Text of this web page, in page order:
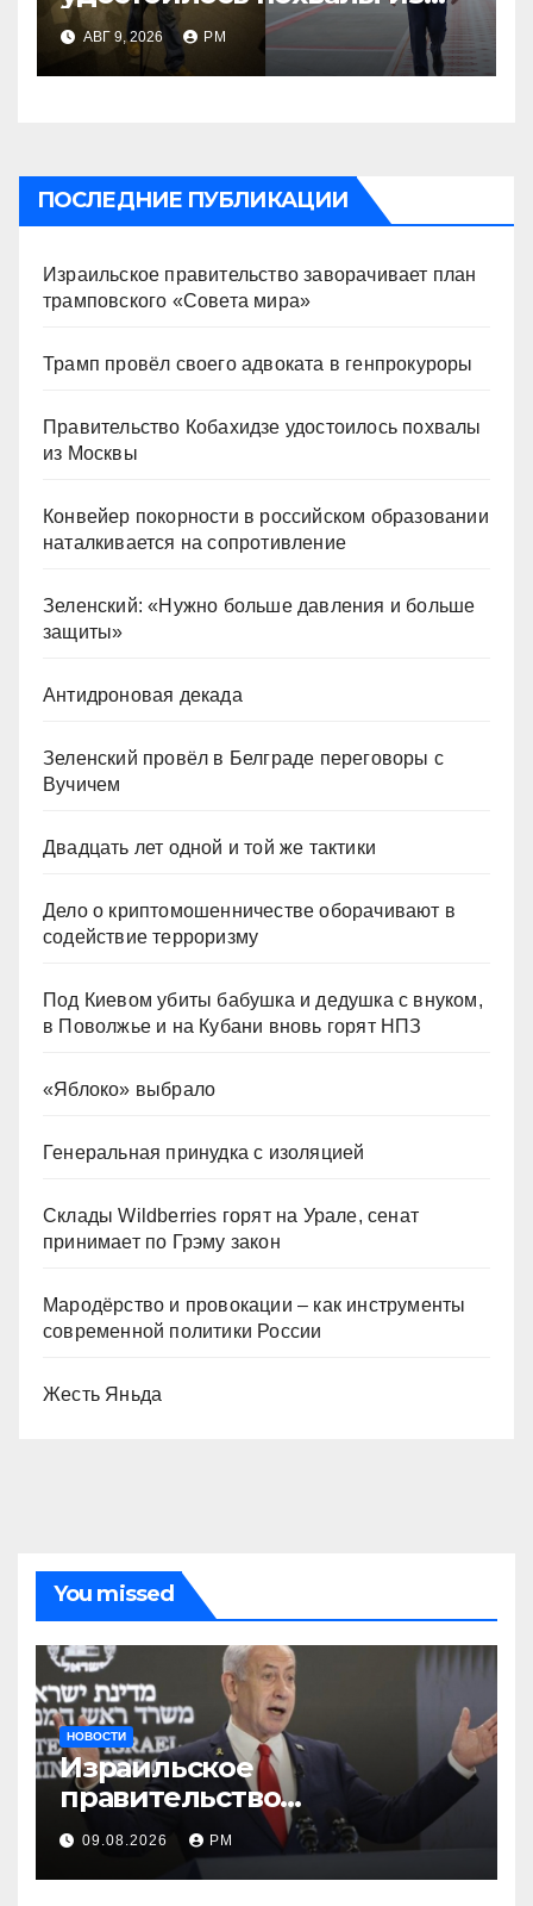
Москвы
АВГ 9, 2026 РМ
ПОСЛЕДНИЕ ПУБЛИКАЦИИ
Израильское правительство заворачивает план
трамповского «Совета мира»
Трамп провёл своего адвоката в генпрокуроры
Правительство Кобахидзе удостоилось похвалы
из Москвы
Конвейер покорности в российском образовании
наталкивается на сопротивление
Зеленский: «Нужно больше давления и больше
защиты»
Антидроновая декада
Зеленский провёл в Белграде переговоры с
Вучичем
Двадцать лет одной и той же тактики
Дело о криптомошенничестве оборачивают в
содействие терроризму
Под Киевом убиты бабушка и дедушка с внуком,
в Поволжье и на Кубани вновь горят НПЗ
«Яблоко» выбрало
Генеральная принудка с изоляцией
Склады Wildberries горят на Урале, сенат
принимает по Грэму закон
Мародёрство и провокации – как инструменты
современной политики России
Жесть Яньда
You missed
НОВОСТИ
Израильское
правительство
заворачивает план
трамповского «Совета
мира»
09.08.2026 РМ